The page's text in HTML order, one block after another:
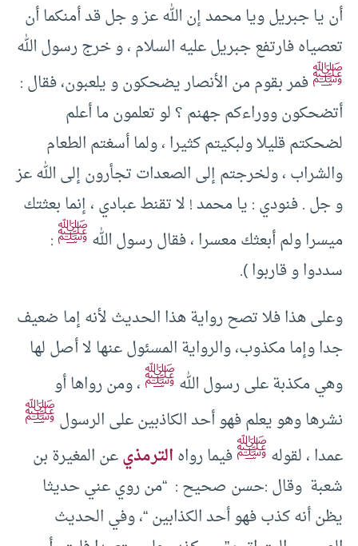
أن يا جبريل ويا محمد إن الله عز و جل قد أمنكما أن
تعصياه فارتفع جبريل عليه السلام ، و خرج رسول الله
ﷺفمر بقوم من الأنصار يضحكون و يلعبون، فقال :
أتضحكون ووراءكم جهنم ؟ لو تعلمون ما أعلم
لضحكتم قليلا ولبكيتم كثيرا ، ولما أسغتم الطعام
والشراب ، ولخرجتم إلى الصعدات تجأرون إلى الله عز
و جل . فنودي : يا محمد ! لا تقنط عبادي ، إنما بعثتك
ميسرا ولم أبعثك معسرا ، فقال رسول اللهﷺ:
سددوا و قاربوا ).
وعلى هذا فلا تصح رواية هذا الحديث لأنه إما ضعيف
جدا وإما مكذوب، والرواية المسئول عنها لا أصل لها
وهي مكذبة على رسول اللهﷺ، ومن رواها أو
نشرها وهو يعلم فهو أحد الكاذبين على الرسولﷺ
عمدا ، لقولهﷺفيما رواهالترمذيعن المغيرة بن
شعبة وقال :حسن صحيح : “من روي عني حديثا
يظن أنه كذب فهو أحد الكذابين “، وفي الحديث